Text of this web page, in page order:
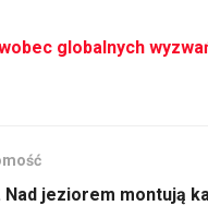
globalnych
jeziorem montują